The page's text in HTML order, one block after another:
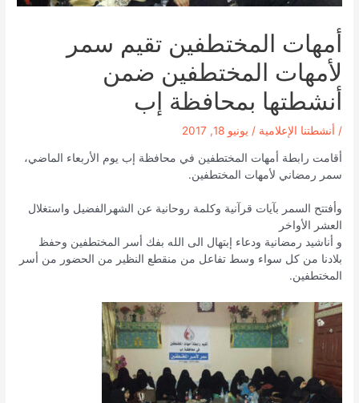
أمهات المختطفين تقيم سمر
لأمهات المختطفين ضمن
أنشطتها بمحافظة إب
/ أنشطتنا الإعلامية / يونيو 18, 2017
أقامت رابطة أمهات المختطفين في محافظة إب يوم الأربعاء الماضي،
سمر رمضاني لأمهات المختطفين.
وأفتتح السمر بآيات قرآنية وكلمة روحانية عن الشهرالفضيل واستغلال
العشر الأواخر
و أناشيد رمضانية ودعاء إبتهال الى الله بفك أسر المختطفين وحفظ
بلادنا من كل سواء وسط تفاعل من منقطع النظير من الحضور من أسر
المختطفين.